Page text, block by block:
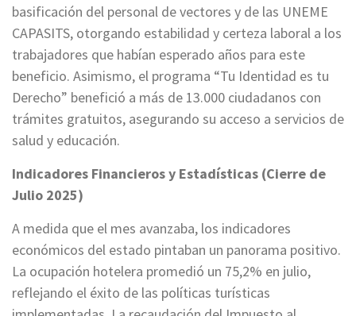
basificación del personal de vectores y de las UNEME
CAPASITS, otorgando estabilidad y certeza laboral a los
trabajadores que habían esperado años para este
beneficio. Asimismo, el programa “Tu Identidad es tu
Derecho” benefició a más de 13.000 ciudadanos con
trámites gratuitos, asegurando su acceso a servicios de
salud y educación.
Indicadores Financieros y Estadísticas (Cierre de
Julio 2025)
A medida que el mes avanzaba, los indicadores
económicos del estado pintaban un panorama positivo.
La ocupación hotelera promedió un 75,2% en julio,
reflejando el éxito de las políticas turísticas